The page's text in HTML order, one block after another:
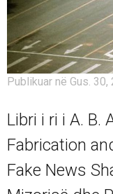
Publikuar në Gus. 30,
Libri i ri i A. B.
Fabrication
Fake News